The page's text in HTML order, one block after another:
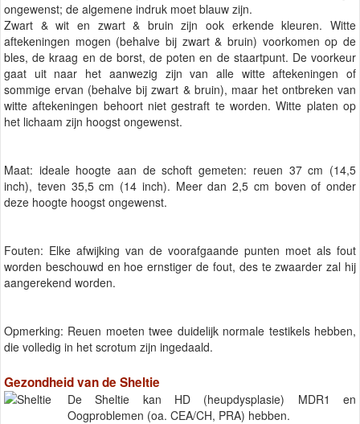
ongewenst; de algemene indruk moet blauw zijn.
Zwart & wit en zwart & bruin zijn ook erkende kleuren. Witte
aftekeningen mogen (behalve bij zwart & bruin) voorkomen op de
bles, de kraag en de borst, de poten en de staartpunt. De voorkeur
gaat uit naar het aanwezig zijn van alle witte aftekeningen of
sommige ervan (behalve bij zwart & bruin), maar het ontbreken van
witte aftekeningen behoort niet gestraft te worden. Witte platen op
het lichaam zijn hoogst ongewenst.
Maat: ideale hoogte aan de schoft gemeten: reuen 37 cm (14,5
inch), teven 35,5 cm (14 inch). Meer dan 2,5 cm boven of onder
deze hoogte hoogst ongewenst.
Fouten: Elke afwijking van de voorafgaande punten moet als fout
worden beschouwd en hoe ernstiger de fout, des te zwaarder zal hij
aangerekend worden.
Opmerking: Reuen moeten twee duidelijk normale testikels hebben,
die volledig in het scrotum zijn ingedaald.
Gezondheid van de Sheltie
De Sheltie kan HD (heupdysplasie) MDR1 en
Oogproblemen (oa. CEA/CH, PRA) hebben.